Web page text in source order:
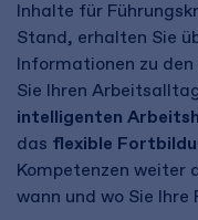
Inhalte für
Stand, erhalten Sie
Informationen zu den
Sie Ihren
intelligenten
das flexible
Kompetenzen weiter
wann und wo Sie